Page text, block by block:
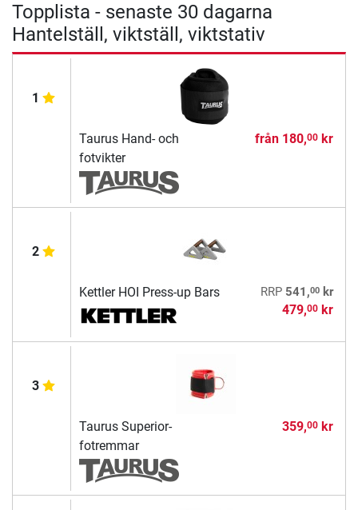
Topplista - senaste 30 dagarna
Hantelställ, viktställ, viktstativ
1
Taurus Hand- och
fotvikter
från 180,00kr
2
Kettler HOI Press-up Bars RRP 541,00kr
479,00kr
3
Taurus Superior-
fotremmar
359,00kr